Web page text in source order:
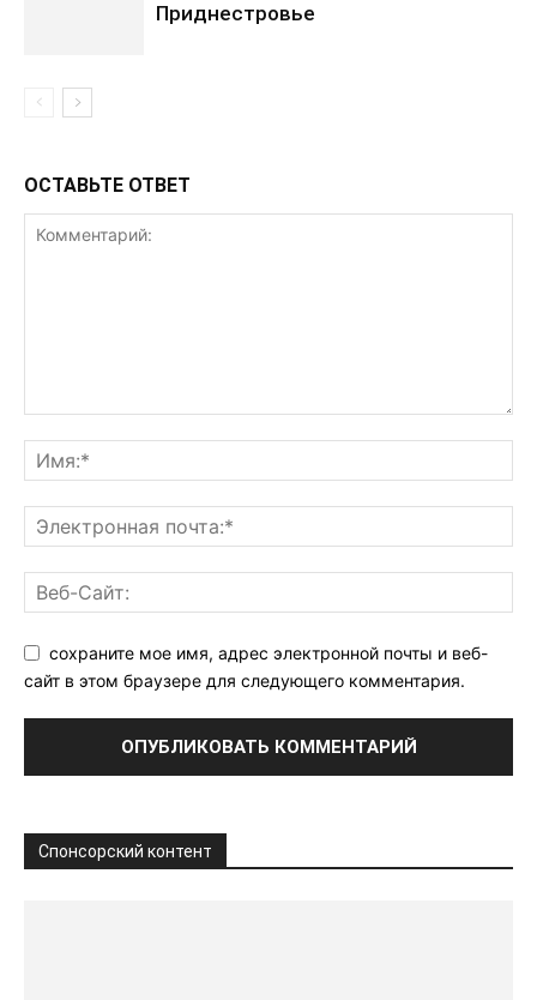
Приднестровье
ОСТАВЬТЕ ОТВЕТ
сохраните мое имя, адрес электронной почты и веб-
сайт в этом браузере для следующего комментария.
Спонсорский контент